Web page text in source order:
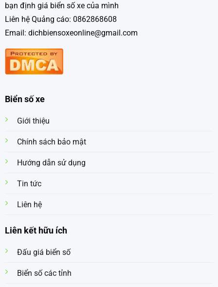
bạn định giá biển số xe của mình
Liên hệ Quảng cáo: 0862868608
Email: dichbiensoxeonline@gmail.com
Biển số xe
Giới thiệu
Chính sách bảo mật
Hướng dẫn sử dụng
Tin tức
Liên hệ
Liên kết hữu ích
Đấu giá biển số
Biển số các tỉnh